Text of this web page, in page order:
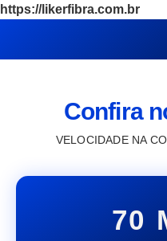
https://likerfibra.com.br
Confira
VELOCIDADE NA
70